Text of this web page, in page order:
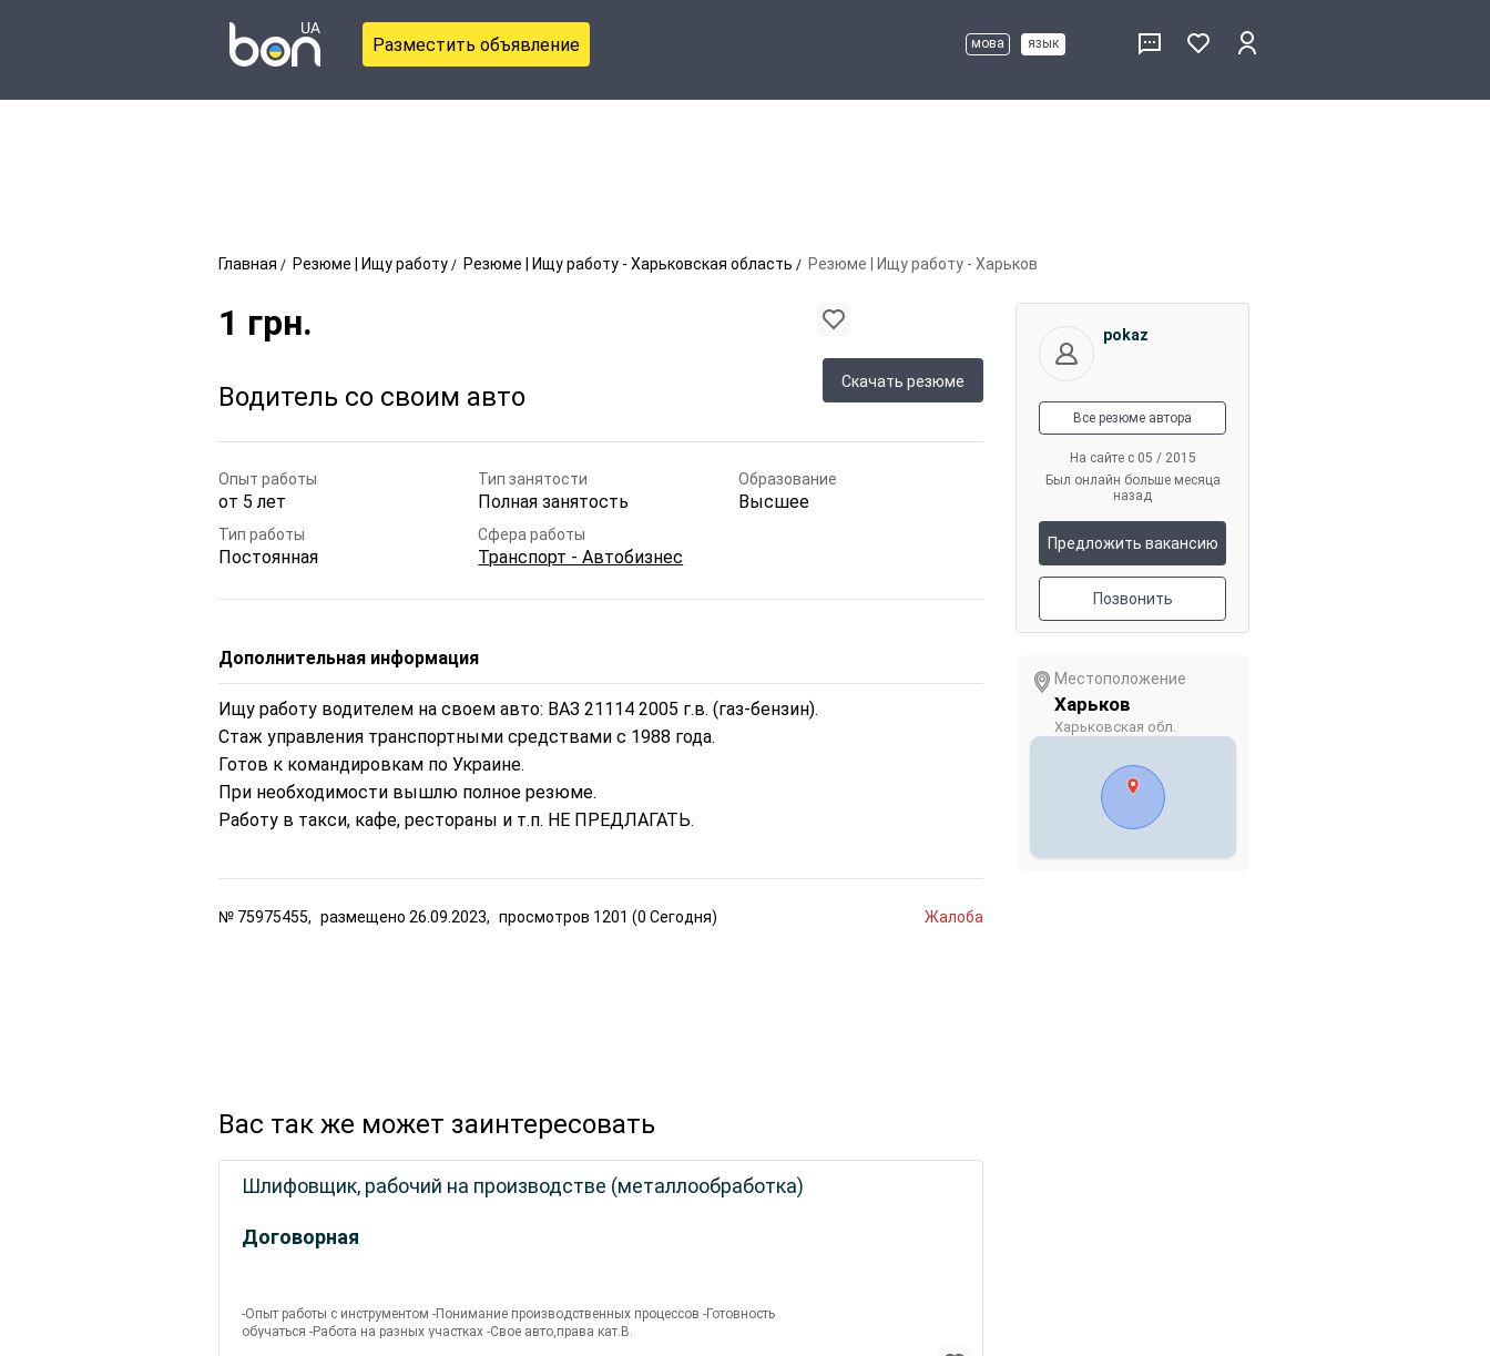
Разместить объявление мова язык
Главная Резюме | Ищу работу Резюме | Ищу работу - Харьковская область Резюме | Ищу работу - Харьков
pokaz
Все резюме автора
На сайте с 05 / 2015
Был онлайн больше месяца
назад
Предложить вакансию
Позвонить
Местоположение
Харьков
Харьковская обл.
1 грн.
Водитель со своим авто Скачать резюме
Опыт работы
от 5 лет
Тип занятости
Полная занятость
Образование
Высшее
Тип работы
Постоянная
Сфера работы
Транспорт - Автобизнес
Дополнительная информация
Ищу работу водителем на своем авто: ВАЗ 21114 2005 г.в. (газ-бензин).
Стаж управления транспортными средствами с 1988 года.
Готов к командировкам по Украине.
При необходимости вышлю полное резюме.
Работу в такси, кафе, рестораны и т.п. НЕ ПРЕДЛАГАТЬ.
№ 75975455, размещено 26.09.2023, просмотров 1201 (0 Сегодня) Жалоба
Вас так же может заинтересовать
Договорная
Шлифовщик, рабочий на производстве (металлообработка)
-Опыт работы с инструментом -Понимание производственных процессов -Готовность
обучаться -Работа на разных участках -Свое авто,права кат.В.